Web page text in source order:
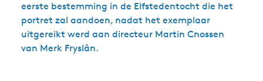
eerste bestemming in de Elfstedentocht die het
portret zal aandoen, nadat het exemplaar
uitgereikt werd aan directeur Martin Cnossen
van Merk Fryslân.